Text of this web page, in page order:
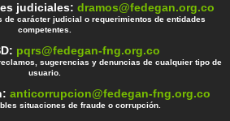
judiciales:dramos@fedegan.org.co
carácter judicial o requerimientos de entidades
competentes.
pqrs@fedegan-fng.org.co
sugerencias y denuncias de cualquier tipo de
usuario.
anticorrupcion@fedegan-fng.org.co
situaciones de fraude o corrupción.